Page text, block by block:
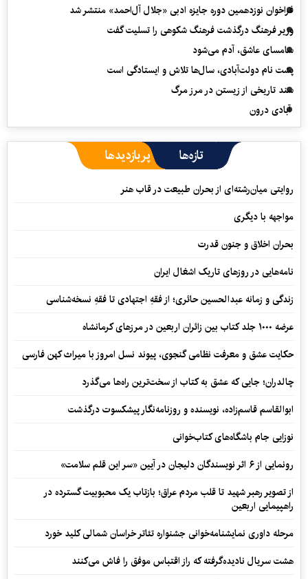
فراخوان نوزدهمین دوره جایزه ادبی «جلال آل‌احمد» منتشر شد
وزیر فرهنگ درگذشت فرهنگ شکوهی را تسلیت گفت
سامسای عاشق، آدم می‌شود
پشت نام دولت‌آبادی، سال‌ها تلاش و ایستادگی است
سند تاریخی از زیستن در مرز مرگ
آبادی درون
تازه‌ها پربازدیدها
روایتی میان‌رشته‌ای از بحران طبیعت در قاب هنر
مواجهه با دیگری
بحران اخلاق و جنون قدرت
نامه‌هایی در روزهای تاریک اشغال ایران
زندگی و زمانه عبدالحسین حائری؛ از فقهِ اجتهادی تا فقهِ نسخه‌شناسی
عرضه ۱۰۰۰ جلد کتاب بین زائران اربعین در مرزهای کرمانشاه
حکایت عشق و معرفت نظامی گنجوی، پیوند نسل امروز با میراث کهن فارسی
چالدران؛ جایی که عشق به کتاب از سخت‌ترین راه‌ها می‌گذرد
ابوالقاسم قاسم‌زاده، نویسنده و روزنامه‌نگار پیشکسوت درگذشت
نوزایی جام باشگاه‌های کتاب‌خوانی
رونمایی از ۶ اثر نویسندگان دلیجان در آیین «سر این قلم سلامت»
از تصویر رهبر شهید تا قلب مردم عراق؛ بازتاب یک محبوبیت گسترده در
راهپیمایی اربعین
مرحله داوری نمایشنامه‌خوانی جشنواره تئاتر خراسان شمالی کلید خورد
هشت سریال نادیده‌گرفته که راز اقتباس موفق را فاش می‌کنند